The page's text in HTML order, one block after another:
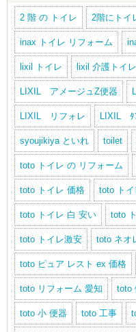
2 階 の トイレ 2階にトイ
inax トイレ リフォーム
lixil トイレ lixil 介護トイレ
LIXIL アメージュZ便器
LIXIL リフォレ LIXIL ﾀ
syoujikiya といれ toilet
toto トイレ の リフォーム
toto トイレ 価格 toto ト
toto トイレ 白 安い toto
toto トイレ激安 toto ネオ
toto ピュア レスト ex 価格
toto リフォーム 愛知 toto
toto 小 便器 toto 工事